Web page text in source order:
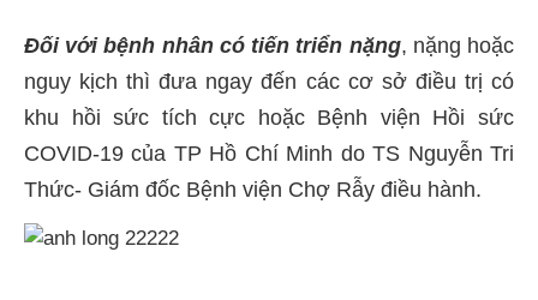
Đối với bệnh nhân có tiến triển nặng, nặng hoặc
nguy kịch thì đưa ngay đến các cơ sở điều trị có
khu hồi sức tích cực hoặc Bệnh viện Hồi sức
COVID-19 của TP Hồ Chí Minh do TS Nguyễn Tri
Thức- Giám đốc Bệnh viện Chợ Rẫy điều hành.